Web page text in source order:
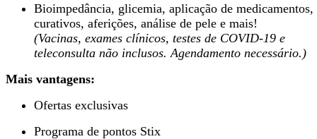
Bioimpedância, glicemia, aplicação de medicamentos,
curativos, aferições, análise de pele e mais!
(Vacinas, exames clínicos, testes de COVID-19 e
teleconsulta não inclusos. Agendamento necessário.)
Mais vantagens:
Ofertas exclusivas
Programa de pontos Stix